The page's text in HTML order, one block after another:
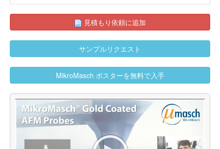
見積もり依頼に追加
サンプルリクエスト
MikroMasch ポスターを無料で入手